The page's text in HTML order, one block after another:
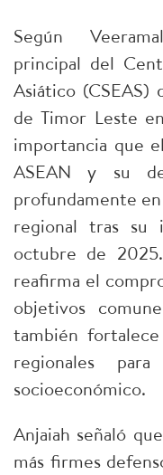
Según
principal del
Asiático (CSEAS)
de Timor Leste
importancia que
ASEAN y su
profundamente
regional tras su
octubre de
reafirma el
objetivos
también
regionales
socioeconómico.
Anjaiah señaló
más firmes